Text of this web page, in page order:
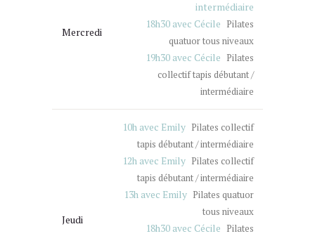
Mercredi
intermédiaire
18h30 avec Cécile Pilates
quatuor tous niveaux
19h30 avec Cécile Pilates
collectif tapis débutant /
intermédiaire
Jeudi
10h avec Emily Pilates collectif
tapis débutant / intermédiaire
12h avec Emily Pilates collectif
tapis débutant / intermédiaire
13h avec Emily Pilates quatuor
tous niveaux
18h30 avec Cécile Pilates